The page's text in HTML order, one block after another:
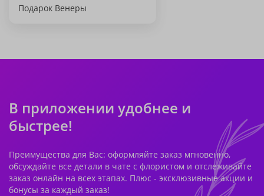
Подарок Венеры
В приложении удобнее и
быстрее!
Преимущества для Вас: оформляйте заказ мгновенно,
обсуждайте все детали в чате с флористом и отслеживайте
заказ онлайн на всех этапах. Плюс - эксклюзивные акции и
бонусы за каждый заказ!